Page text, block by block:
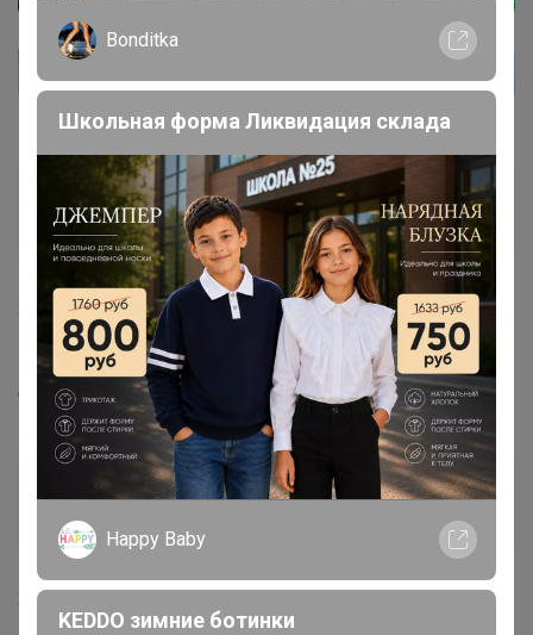
jlatan
Виртуоз СП
23 июля, 2022 21:46
Glamkat, дд подскажите больше закупки с янтарём не
будет?
Glamkat
24 июля, 2022 11:26
Bonditka
Школьная форма Ликвидация склада
Happy Baby
KEDDO зимние ботинки